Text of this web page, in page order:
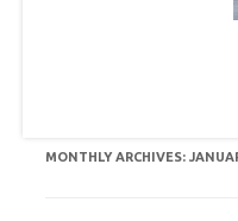
MONTHLY ARCHIVES: